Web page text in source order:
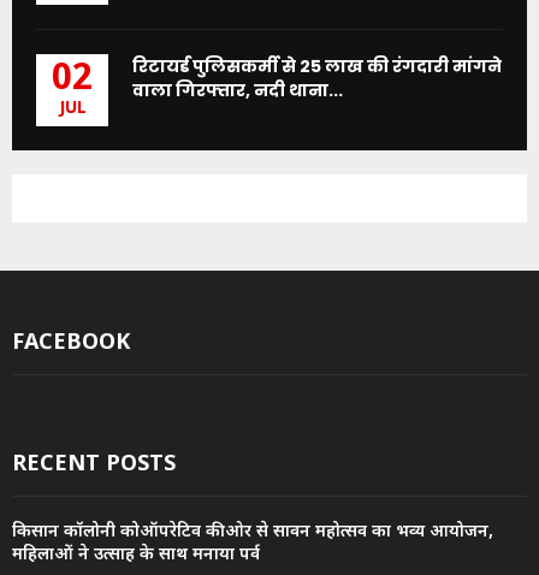
02
JUL
रिटायर्ड पुलिसकर्मी से 25 लाख की रंगदारी मांगने
वाला गिरफ्तार, नदी थाना...
FACEBOOK
RECENT POSTS
किसान कॉलोनी कोऑपरेटिव की ओर से सावन महोत्सव का भव्य आयोजन,
महिलाओं ने उत्साह के साथ मनाया पर्व